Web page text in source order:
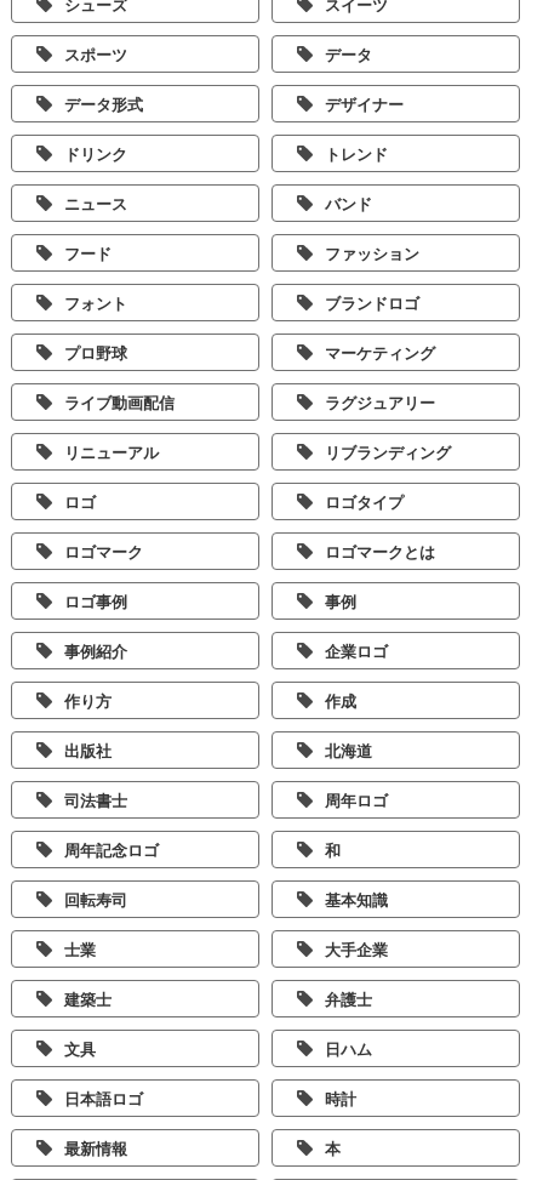
シューズ スイーツ
スポーツ データ
データ形式 デザイナー
ドリンク トレンド
ニュース バンド
フード ファッション
フォント ブランドロゴ
プロ野球 マーケティング
ライブ動画配信 ラグジュアリー
リニューアル リブランディング
ロゴ ロゴタイプ
ロゴマーク ロゴマークとは
ロゴ事例 事例
事例紹介 企業ロゴ
作り方 作成
出版社 北海道
司法書士 周年ロゴ
周年記念ロゴ 和
回転寿司 基本知識
士業 大手企業
建築士 弁護士
文具 日ハム
日本語ロゴ 時計
最新情報 本